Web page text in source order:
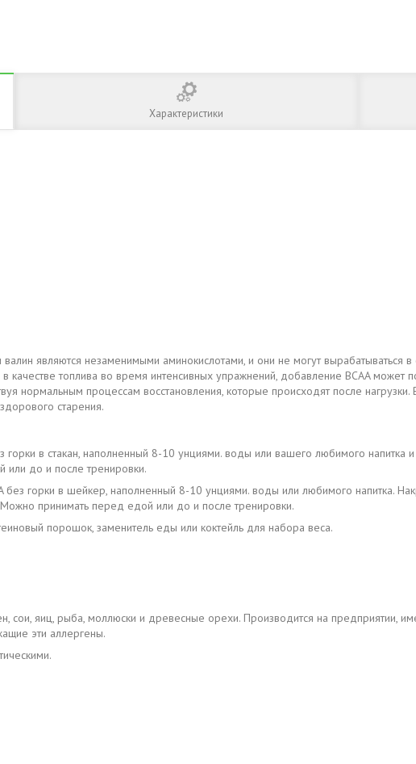
Характеристики
являются незаменимыми аминокислотами, и они не могут
в качестве топлива во время интенсивных упражнений, добавление BCAA
нормальным процессам восстановления, которые происходят после
старения.
в стакан, наполненный 8-10 унциями. воды или вашего любимого
до и после тренировки.
горки в шейкер, наполненный 8-10 унциями. воды или любимого напитка.
принимать перед едой или до и после тренировки.
порошок, заменитель еды или коктейль для набора веса.
сои, яиц, рыба, моллюски и древесные орехи. Производится на
эти аллергены.